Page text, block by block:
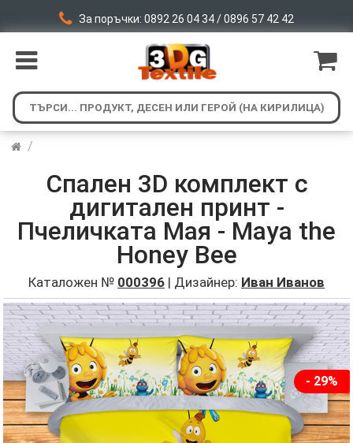
За поръчки: 0892 26 04 34 / 0896 57 42 42
/
Спален 3D комплект с
дигитален принт -
Пчеличката Мая - Maya the
Honey Bee
Каталожен № 000396 | Дизайнер: Иван Иванов
- 29%